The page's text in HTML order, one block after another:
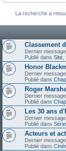
La recherche a
Classement
Dernier
Publié dans Site,
Honor
Dernier
Publié dans
Roger
Dernier
Publié dans
Les 30 ans
Dernier
Publié dans
Acteurs et
Dernier
Publié dans